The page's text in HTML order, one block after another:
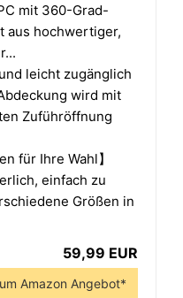
mit 360-Grad-
aus hochwertiger,
leicht zugänglich
wird mit
Zuführöffnung
für Ihre Wahl】
einfach zu
Größen in
59,99 EUR
Amazon Angebot*